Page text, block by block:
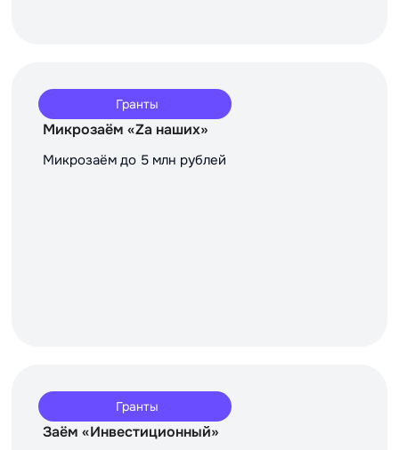
Гранты
Микрозаём «Za наших»
Микрозаём до 5 млн рублей
Гранты
Заём «Инвестиционный»